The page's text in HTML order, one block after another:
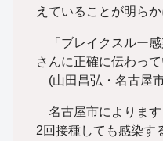
えていることが明らか
「ブレイクスルー感
さんに正確に伝わって
(山田昌弘・名古屋
名古屋市によります
2回接種しても感染す